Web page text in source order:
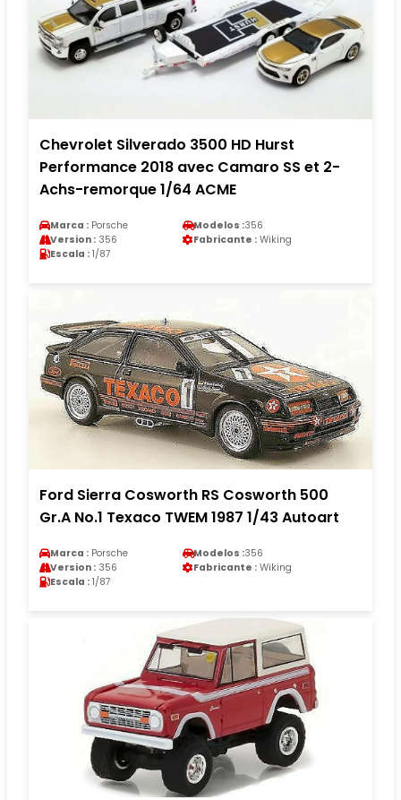
Chevrolet Silverado 3500 HD Hurst
Performance 2018 avec Camaro SS et 2-
Achs-remorque 1/64 ACME
Marca : Porsche Modelos :356
Version : 356 Fabricante : Wiking
Escala : 1/87
Ford Sierra Cosworth RS Cosworth 500
Gr.A No.1 Texaco TWEM 1987 1/43 Autoart
Marca : Porsche Modelos :356
Version : 356 Fabricante : Wiking
Escala : 1/87